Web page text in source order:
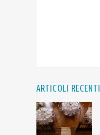
ARTICOLI RECENTI